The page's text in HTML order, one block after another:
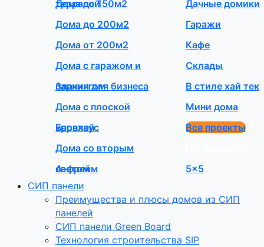
террасой
Дома до 150м2
Дома до 200м2
Дома от 200м2
Дома с гаражом и
паркингом
Здания для бизнеса
Дома с плоской
кровлей
Барнхаус
Дома со вторым
светом
А-фрейм
Дачные домики
Гаражи
Кафе
Склады
В стиле хай тек
Мини дома
Все проекты
5×5
СИП панели
Преимущества и плюсы домов из СИП
панелей
СИП панели Green Board
Технология строительства SIP